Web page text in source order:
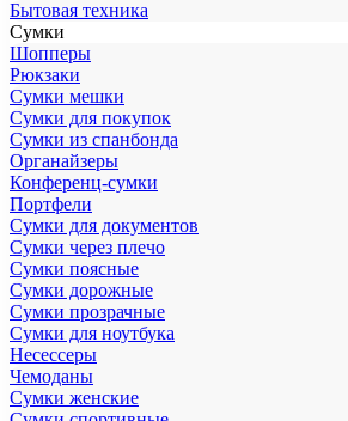
Бытовая техника
Сумки
Шопперы
Рюкзаки
Сумки мешки
Сумки для покупок
Сумки из спанбонда
Органайзеры
Конференц-сумки
Портфели
Сумки для документов
Сумки через плечо
Сумки поясные
Сумки дорожные
Сумки прозрачные
Сумки для ноутбука
Несессеры
Чемоданы
Сумки женские